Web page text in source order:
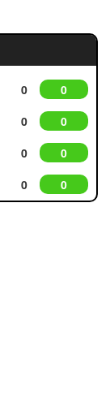
0 0
0 0
0 0
0 0